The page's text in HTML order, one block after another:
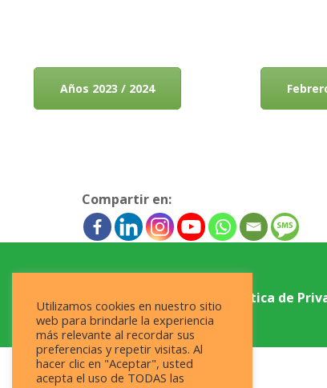
Años 2023 / 2024
Compartir en:
@2009 RAFIKI ÁFRICA| Política de
fiscal
Utilizamos cookies en nuestro sitio
web para brindarle la experiencia
más relevante al recordar sus
preferencias y repetir visitas. Al
hacer clic en "Aceptar", usted
acepta el uso de TODAS las